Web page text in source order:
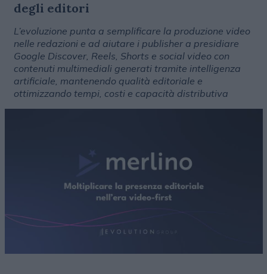
degli editori
L’evoluzione punta a semplificare la produzione video
nelle redazioni e ad aiutare i publisher a presidiare
Google Discover, Reels, Shorts e social video con
contenuti multimediali generati tramite intelligenza
artificiale, mantenendo qualità editoriale e
ottimizzando tempi, costi e capacità distributiva